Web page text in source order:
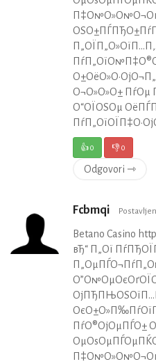
О¬О»О»О±
О“ОЇОЅОµ
👍0 👎0
Odgovori ⇾
Fcbmqi
Betano Casino
вЂ“ П„Ої
ПѓО®ОјОµПЃО±